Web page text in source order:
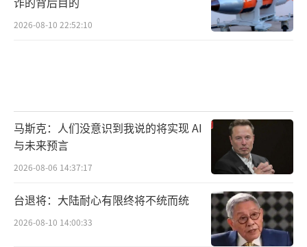
求减少，将导致为美国巨额借款融资变得越来
越困难。与此同时，美国仍然依赖海外投资
分之一。
因此，美国需要海外投资者继续展期他们
持有的债券，并购买新的债券。即便是少量的
资金回撤也会导致国债收益率飙升。最近，有
些人担心中国可能会通过抛售所持的部分美国
国债来报复特朗普的最新关税政策。这种可能
2026-08-10 22:52:10
马斯克：人们没意识到我说的将实现 AI
与未来预言
2026-08-06 14:37:17
台退将：大陆耐心有限终将不统而统
2026-08-10 14:00:33